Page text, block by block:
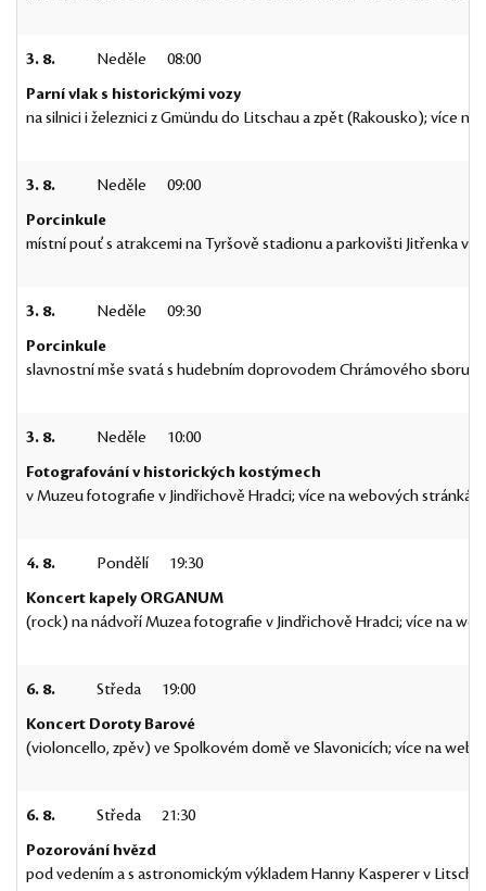
3. 8. Neděle
08:00
Parní vlak s historickými vozy
na silnici i železnici z Gmündu do Litschau a zpět (Rakousko); více
3. 8. Neděle
09:00
Porcinkule
místní pouť s atrakcemi na Tyršově stadionu a parkovišti Jitřenka v
3. 8. Neděle
09:30
Porcinkule
slavnostní mše svatá s hudebním doprovodem Chrámového sboru
3. 8. Neděle
10:00
Fotografování v historických kostýmech
v Muzeu fotografie v Jindřichově Hradci; více na webových
4. 8. Pondělí
19:30
Koncert kapely ORGANUM
(rock) na nádvoří Muzea fotografie v Jindřichově Hradci; více na
6. 8. Středa
19:00
Koncert Doroty Barové
(violoncello, zpěv) ve Spolkovém domě ve Slavonicích; více na
6. 8. Středa
21:30
Pozorování hvězd
pod vedením a s astronomickým výkladem Hanny Kasperer v